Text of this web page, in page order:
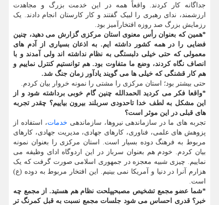
جداگانه کار کردند. واقعاً همه در این خدمت بزرگ و مجاهدت
ارزشمند، ندای رهبری را لبیک گفتند و کار کارستان انجام دادند. یک
رزمایش بزرگ صد روزه افتخارآمیز بود.
*همین که بعنوان رأس معنوی استان مرکزی گزارش می دهید، چنین
فضایی را در همه کشور داشته ایم. به اذعان بسیاری از آدم های
معمولی که حتی خیلی دلبستگی به نظام نداشته اند ولی آمدند و با
انصاف نگاه کردند، وضع ما متفاوت بود. هم توانستیم کنترل نماییم و
هم کار قشنگی که خیلی ها می گویند یادآور زمان جنگ شد.
حتی بیشتر بود؛ استان مرکزی را مشتی را نمونه خروار بیان کردم.
*واقعا فکر می کردید الحمدالله چنین گام خوبی برداشته شود و از
این مشکل به لطف خدا تاحدودی سربلند بیرون بیاییم؟ چقدر تجربه
های قبلی در این موثر است؟
تجربه های ما در سازماندهی نیروها، سازماندهی خدمات، استفاده از
پزوهش های علمی، فناوری، کارهای جهادی، مدیریت جهادی، کارهای
مربوط به فرهنگ دوده بسیار است. استان مرکزی را بعنوان نمونه
بیان کردم. خودم هم بعنوان سرباز در این اردوگاه ادای وظیفه می
نماییم. چیزی شبیه معجزه در جمهوری اسلامی صورت گرفت که یک
هزارم آنرا در دنیا و آمریکا نمی بینیم. این افتخار مربوط به دوده (ع)
است.
*شما عضو مجمع تشخیص مصبحپپلحت نظام هم هستید. از مجمع چه
خبر؟ قدری احساس می شود جلسات مجمع نسبت به قبل کمرنگ تر